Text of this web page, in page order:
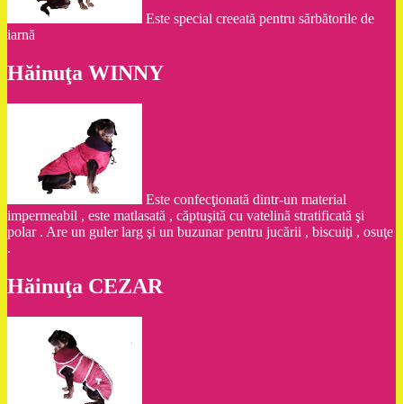
Este special creeată pentru sărbătorile de
iarnă
Hăinuţa WINNY
Este confecţionată dintr-un material
impermeabil , este matlasată , căptuşită cu vatelină stratificată şi
polar . Are un guler larg şi un buzunar pentru jucării , biscuiţi , osuţe
.
Hăinuţa CEZAR